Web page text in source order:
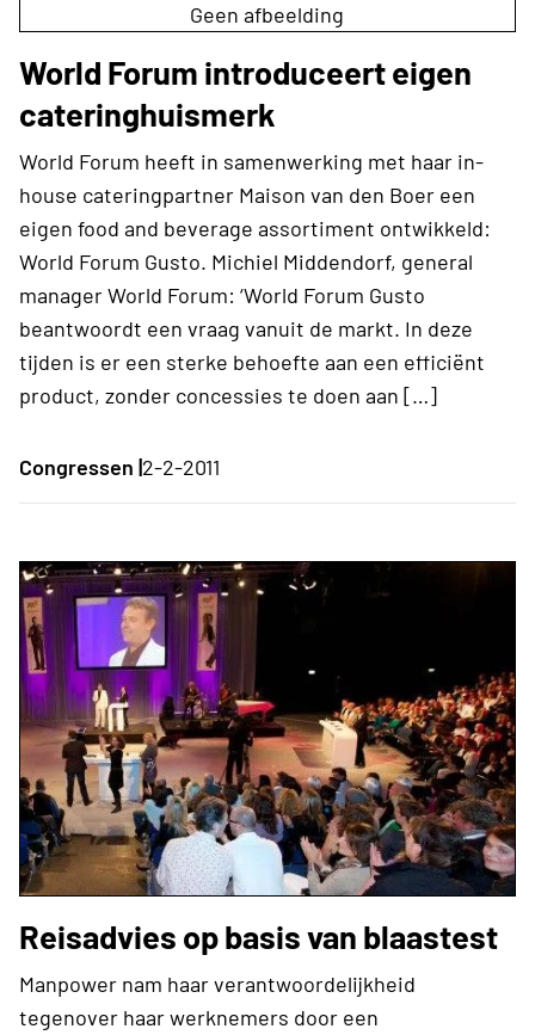
Geen afbeelding
World Forum introduceert eigen
cateringhuismerk
World Forum heeft in samenwerking met haar in-
house cateringpartner Maison van den Boer een
eigen food and beverage assortiment ontwikkeld:
World Forum Gusto. Michiel Middendorf, general
manager World Forum: ‘World Forum Gusto
beantwoordt een vraag vanuit de markt. In deze
tijden is er een sterke behoefte aan een efficiënt
product, zonder concessies te doen aan […]
Congressen |2-2-2011
Reisadvies op basis van blaastest
Manpower nam haar verantwoordelijkheid
tegenover haar werknemers door een